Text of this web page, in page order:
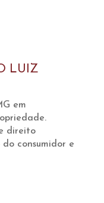
LUIZ
em
direito
consumidor e